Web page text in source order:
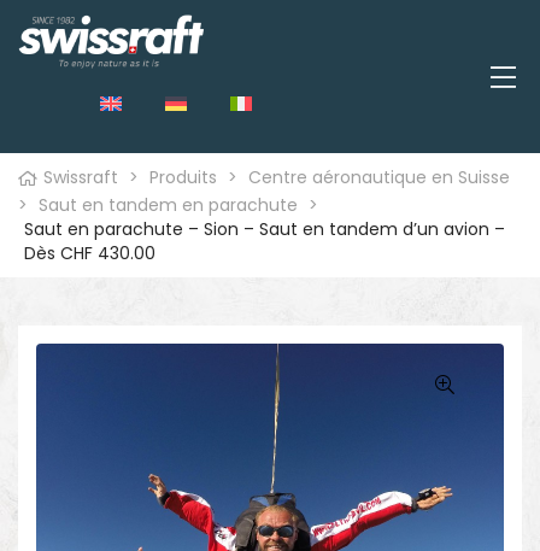
Swissraft > Produits > Centre aéronautique en Suisse
> Saut en tandem en parachute >
Saut en parachute – Sion – Saut en tandem d’un avion –
Dès CHF 430.00